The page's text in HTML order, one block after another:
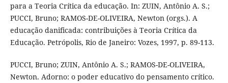
para a Teoria Crítica da educação. In: ZUIN, Antônio A. S.;
PUCCI, Bruno; RAMOS-DE-OLIVEIRA, Newton (orgs.). A
educação danificada: contribuições à Teoria Crítica da
Educação. Petrópolis, Rio de Janeiro: Vozes, 1997, p. 89-113.
PUCCI, Bruno; ZUIN, Antônio A. S.; RAMOS-DE-OLIVEIRA,
Newton. Adorno: o poder educativo do pensamento crítico.